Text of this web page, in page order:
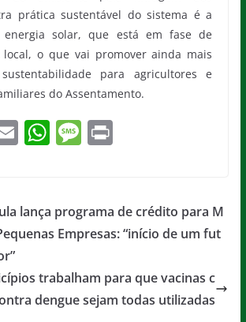
prática sustentável do sistema é a
energia solar, que está em fase de
local, o que vai promover ainda mais
para agricultores e
do Assentamento.
E
l
W
s
A
p
M
a
g
Pr
lança programa de crédito para M
Empresas: “início de um fut
trabalham para que vacinas c
dengue sejam todas utilizadas